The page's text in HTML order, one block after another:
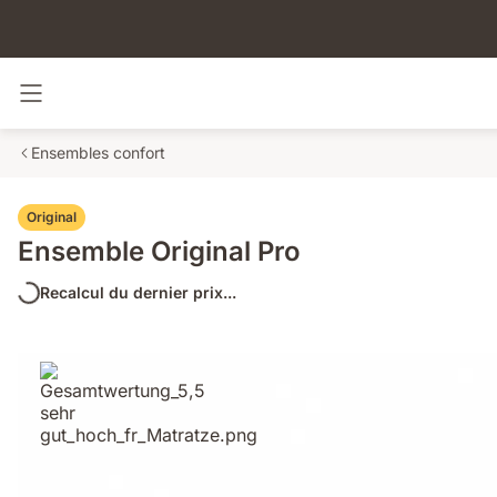
Ensembles confort
Original
Ensemble Original Pro
Recalcul du dernier prix...